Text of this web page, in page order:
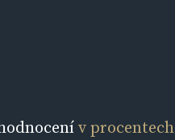
v procentech